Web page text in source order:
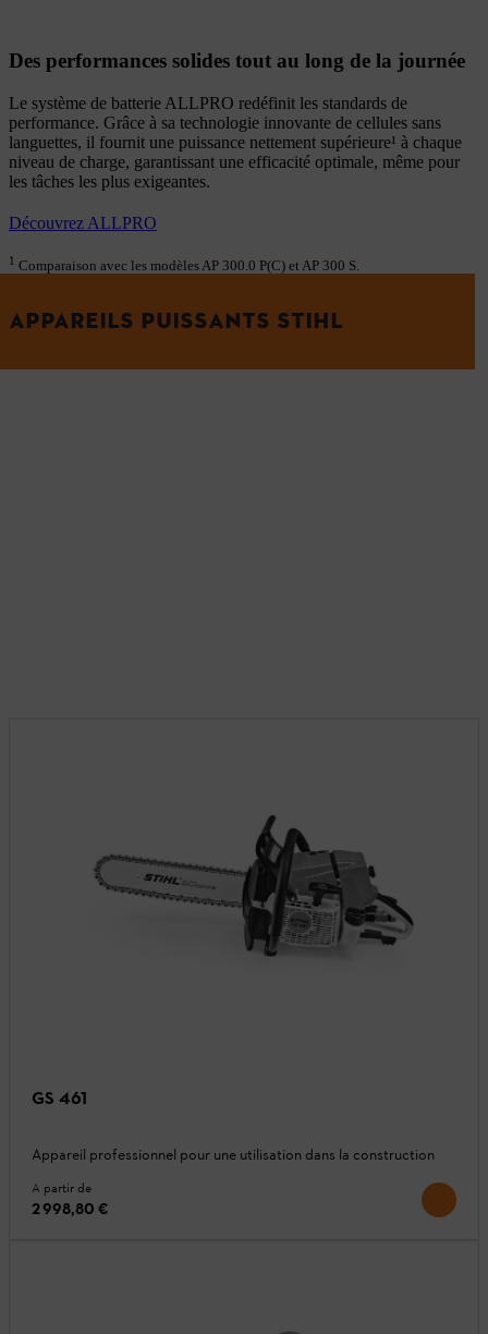
Des performances solides tout au long de la journée
Le système de batterie ALLPRO redéfinit les standards de
performance. Grâce à sa technologie innovante de cellules sans
languettes, il fournit une puissance nettement supérieure¹ à chaque
niveau de charge, garantissant une efficacité optimale, même pour
les tâches les plus exigeantes.
Découvrez ALLPRO
1 Comparaison avec les modèles AP 300.0 P(C) et AP 300 S.
APPAREILS PUISSANTS STIHL
GS 461
Appareil professionnel pour une utilisation dans la construction
A partir de
2 998,80 €